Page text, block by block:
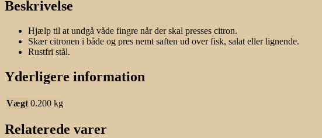
Beskrivelse
Hjælp til at undgå våde fingre når der skal presses citron.
Skær citronen i både og pres nemt saften ud over fisk, salat eller lignende.
Rustfri stål.
Yderligere information
Vægt 0.200 kg
Relaterede varer